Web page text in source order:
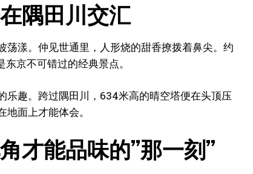
隅田川交汇
漾。仲见世通里，人形烧的甜香撩拨着鼻尖。约
京不可错过的经典景点。
乐趣。跨过隅田川，634米高的晴空塔便在头顶压
面上才能体会。
才能品味的”那一刻”